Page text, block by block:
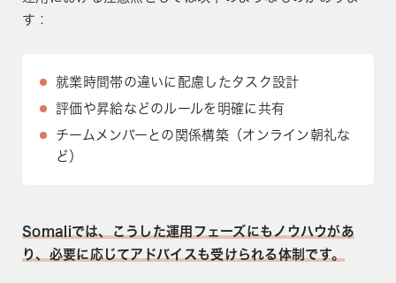
す：
就業時間帯の違いに配慮したタスク設計
評価や昇給などのルールを明確に共有
チームメンバーとの関係構築（オンライン朝礼な
ど）
Somaliでは、こうした運用フェーズにもノウハウがあ
り、必要に応じてアドバイスも受けられる体制です。